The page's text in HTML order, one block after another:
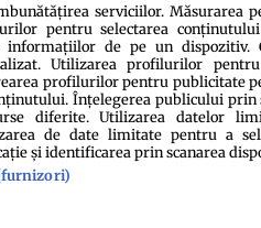
Echipa redacțională
serviciilor. Măsurarea
pentru selectarea conținutului
informațiilor de pe un dispozitiv.
Utilizarea profilurilor
profilurilor pentru publicitate
Înțelegerea publicului prin
diferite. Utilizarea datelor
de date limitate pentru a
și identificarea prin scanarea